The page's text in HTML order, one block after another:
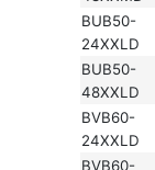
BUB50-
24XXLD
BUB50-
48XXLD
BVB60-
24XXLD
BVB60-